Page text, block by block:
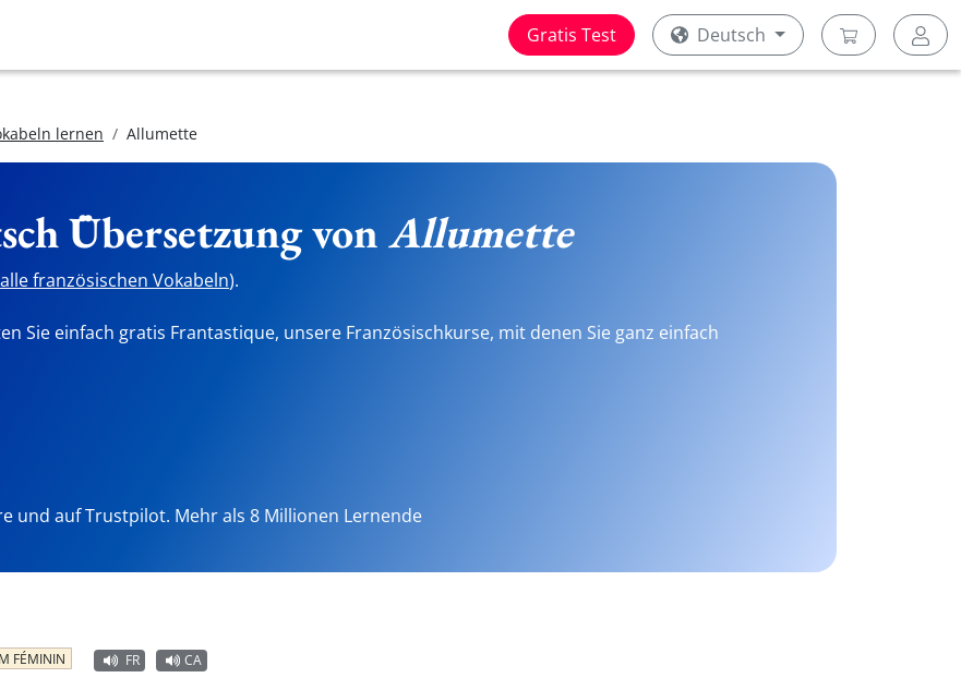
Gratis Test Deutsch
lernen Allumette
Übersetzung vonAllumette
alle französischen Vokabeln).
Sie einfach gratis Frantastique, unsere Französischkurse, mit denen Sie ganz einfach
und auf Trustpilot. Mehr als 8 Millionen Lernende
FÉMININ FR CA